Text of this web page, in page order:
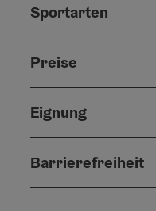
Sportarten
Preise
Eignung
Barrierefreiheit